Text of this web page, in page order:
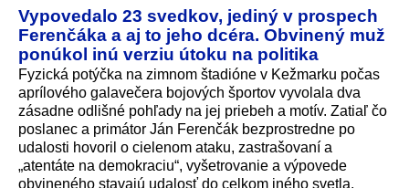
Vypovedalo 23 svedkov, jediný v prospech
Ferenčáka a aj to jeho dcéra. Obvinený muž
ponúkol inú verziu útoku na politika
Fyzická potýčka na zimnom štadióne v Kežmarku počas
aprílového galavečera bojových športov vyvolala dva
zásadne odlišné pohľady na jej priebeh a motív. Zatiaľ čo
poslanec a primátor Ján Ferenčák bezprostredne po
udalosti hovoril o cielenom ataku, zastrašovaní a
„atentáte na demokraciu“, vyšetrovanie a výpovede
obvineného stavajú udalosť do celkom iného svetla.